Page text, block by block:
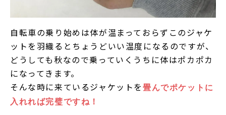
自転車の乗り始めは体が温まっておらずこのジャケ
ットを羽織るとちょうどいい温度になるのですが、
どうしても秋なので乗っていくうちに体はポカポカ
になってきます。
そんな時に来ているジャケットを 畳んでポケットに
入れれば完璧ですね！